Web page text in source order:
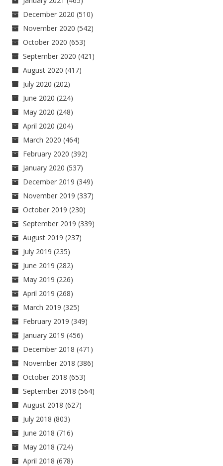
December 2020 (510)
November 2020 (542)
October 2020 (653)
September 2020 (421)
August 2020 (417)
July 2020 (202)
June 2020 (224)
May 2020 (248)
April 2020 (204)
March 2020 (464)
February 2020 (392)
January 2020 (537)
December 2019 (349)
November 2019 (337)
October 2019 (230)
September 2019 (339)
August 2019 (237)
July 2019 (235)
June 2019 (282)
May 2019 (226)
April 2019 (268)
March 2019 (325)
February 2019 (349)
January 2019 (456)
December 2018 (471)
November 2018 (386)
October 2018 (653)
September 2018 (564)
August 2018 (627)
July 2018 (803)
June 2018 (716)
May 2018 (724)
April 2018 (678)